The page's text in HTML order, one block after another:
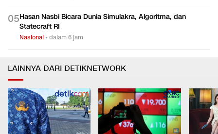
05Hasan Nasbi Bicara Dunia Simulakra, Algoritma, dan
Statecraft RI
Nasional •dalam 6 jam
LAINNYA DARI DETIKNETWORK